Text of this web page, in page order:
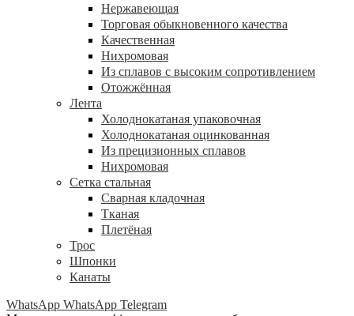
Нержавеющая
Торговая обыкновенного качества
Качественная
Нихромовая
Из сплавов с высоким сопротивлением
Отожжённая
Лента
Холоднокатаная упаковочная
Холоднокатаная оцинкованная
Из прецизионных сплавов
Нихромовая
Сетка стальная
Сварная кладочная
Тканая
Плетёная
Трос
Шпонки
Канаты
WhatsApp WhatsApp Telegram